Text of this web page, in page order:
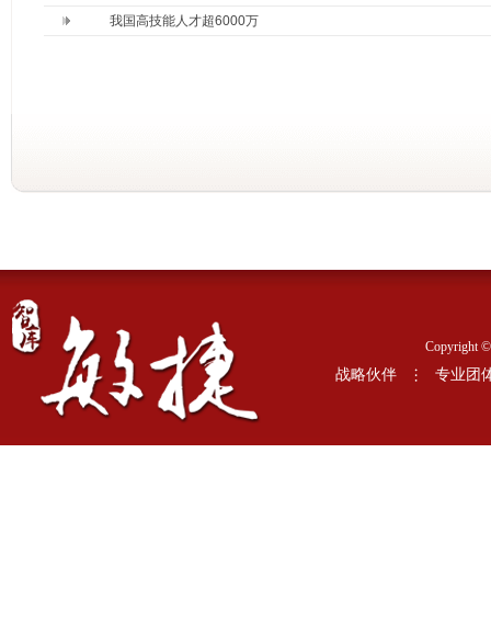
我国高技能人才超6000万
Copyright
战略伙伴 专业团